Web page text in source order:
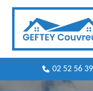
02 52 56